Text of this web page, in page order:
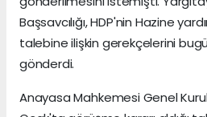
Başsavcılığı, HDP'nin Hazine
talebine ilişkin gerekçelerini
gönderdi.
Anayasa Mahkemesi Genel